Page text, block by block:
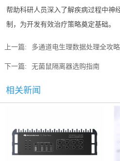
帮助科研人员深入了解疾病过程中神
制，为开发有效治疗策略奠定基础。
上一篇: 多通道电生理数据处理全攻略
下一篇: 无菌鼠隔离器选购指南
相关新闻